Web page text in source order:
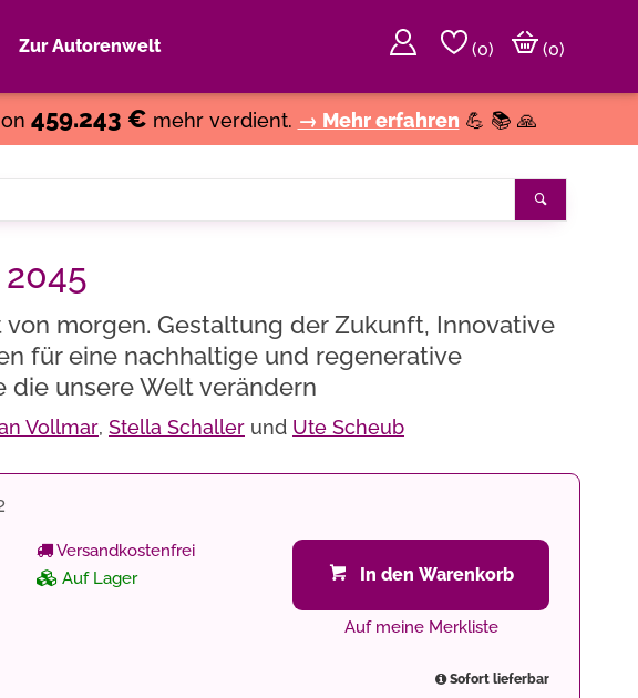
Zur Autorenwelt (0)
(0)
459.243 € mehr verdient. → Mehr erfahren 💪 📚 🙏
von morgen. Gestaltung der Zukunft, Innovative
für eine nachhaltige und regenerative
die unsere Welt verändern
Vollmar, Stella Schaller und Ute Scheub
Versandkostenfrei
Auf Lager
In den Warenkorb
Auf meine Merkliste
Sofort lieferbar